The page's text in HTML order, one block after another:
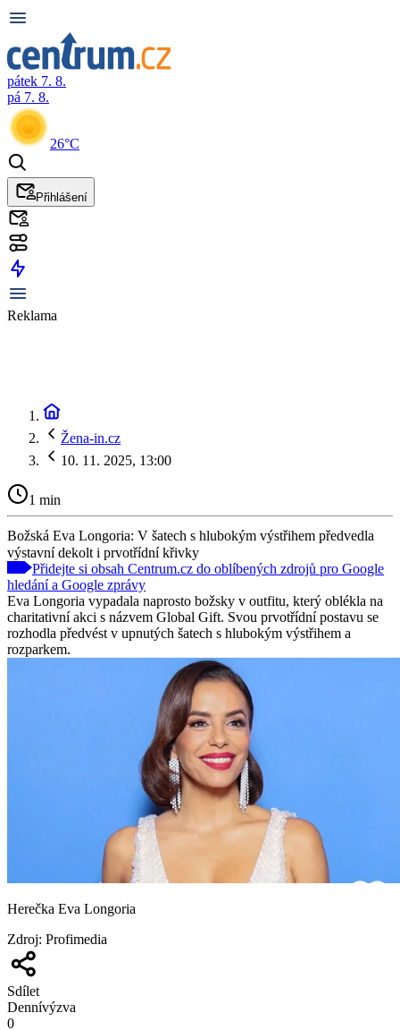
pátek 7. 8.
pá 7. 8.
26°C
Přihlášení
Reklama
Žena-in.cz
10. 11. 2025, 13:00
1 min
Božská Eva Longoria: V šatech s hlubokým výstřihem předvedla
výstavní dekolt i prvotřídní křivky
Přidejte si obsah Centrum.cz do oblíbených zdrojů pro Google
hledání a Google zprávy
Eva Longoria vypadala naprosto božsky v outfitu, který oblékla na
charitativní akci s názvem Global Gift. Svou prvotřídní postavu se
rozhodla předvést v upnutých šatech s hlubokým výstřihem a
rozparkem.
Herečka Eva Longoria
Zdroj: Profimedia
Sdílet
Dennívýzva
0